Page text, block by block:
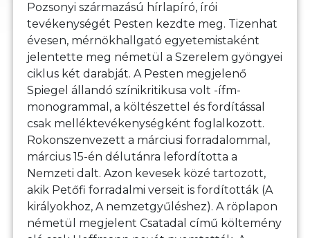
Pozsonyi származású hírlapíró, írói
tevékenységét Pesten kezdte meg. Tizenhat
évesen, mérnökhallgató egyetemistaként
jelentette meg németül a Szerelem gyöngyei
ciklus két darabját. A Pesten megjelenő
Spiegel állandó színikritikusa volt -ífm-
monogrammal, a költészettel és fordítással
csak melléktevékenységként foglalkozott.
Rokonszenvezett a márciusi forradalommal,
március 15-én délutánra lefordította a
Nemzeti dalt. Azon kevesek közé tartozott,
akik Petőfi forradalmi verseit is fordították (A
királyokhoz, A nemzetgyűléshez). A röplapon
németül megjelent Csatadal című költemény